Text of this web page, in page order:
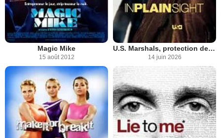
Magic Mike
15 août 2012
U.S. Marshals, protection de témoins
14 juin 2026